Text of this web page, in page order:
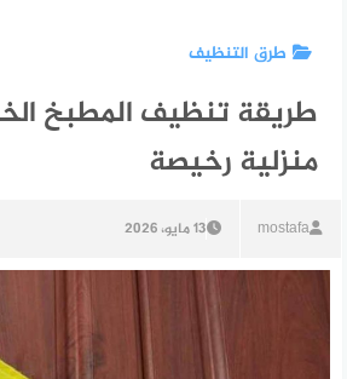
طرق التنظيف
طريقة تنظيف المطبخ
منزلية رخيصة
mostafa 13 مايو، 2026